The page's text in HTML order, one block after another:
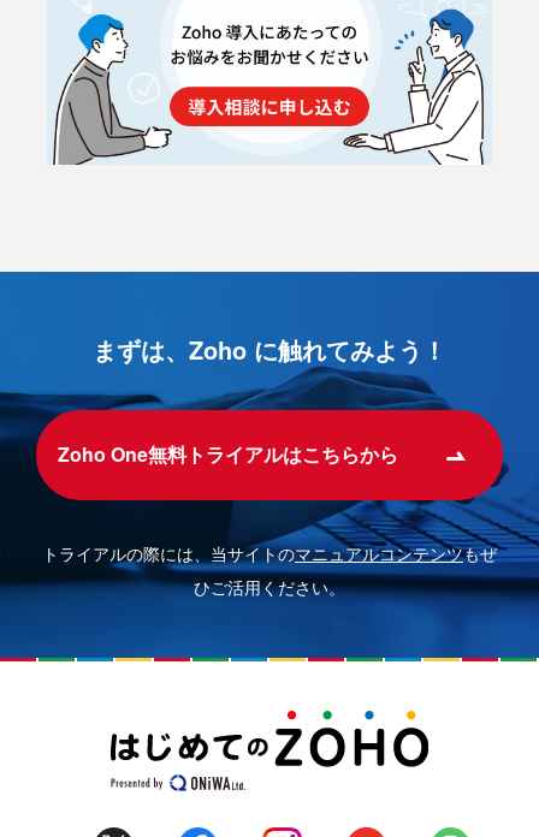
まずは、Zoho に触れてみよう！
Zoho One無料トライアルはこちらから
トライアルの際には、当サイトのマニュアルコンテンツもぜ
ひご活用ください。